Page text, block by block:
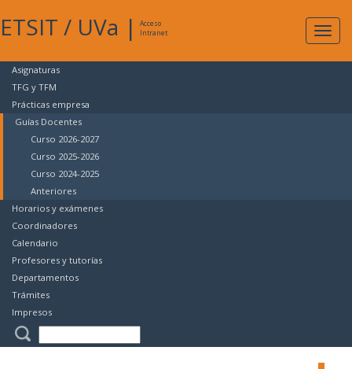
ETSIT / UVa |
Acceso
Intranet
Asignaturas
TFG y TFM
Prácticas empresa
Guías Docentes
Curso 2026-2027
Curso 2025-2026
Curso 2024-2025
Anteriores
Horarios y exámenes
Coordinadores
Calendario
Profesores y tutorías
Departamentos
Trámites
Impresos